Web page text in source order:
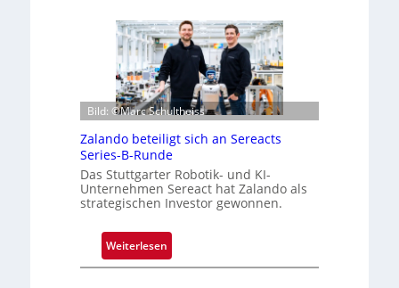
Bild: ©Marc Schultheiss
Zalando beteiligt sich an Sereacts
Series-B-Runde
Das Stuttgarter Robotik- und KI-
Unternehmen Sereact hat Zalando als
strategischen Investor gewonnen.
Weiterlesen
Z